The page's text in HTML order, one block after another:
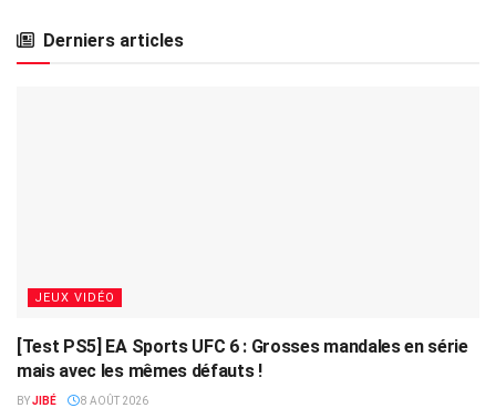
Derniers articles
JEUX VIDÉO
[Test PS5] EA Sports UFC 6 : Grosses mandales en série
mais avec les mêmes défauts !
BYJIBÉ 8 AOÛT 2026